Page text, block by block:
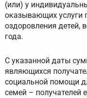
(или) у
оказывающих услуги
оздоровления детей,
года.
С указанной даты
являющихся
социальной помощи
семей – получателей